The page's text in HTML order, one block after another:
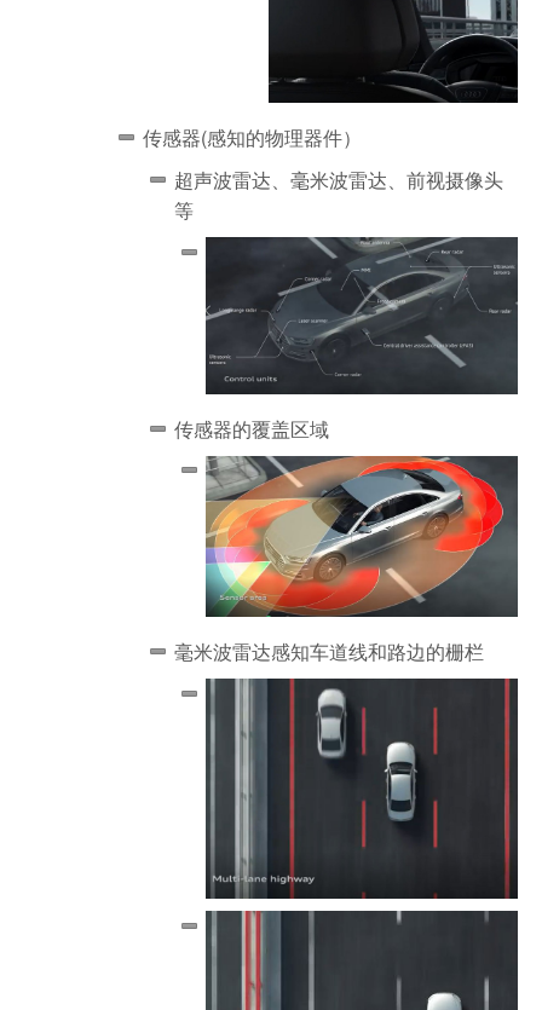
传感器(感知的物理器件）
超声波雷达、毫米波雷达、前视摄像头
等
传感器的覆盖区域
毫米波雷达感知车道线和路边的栅栏